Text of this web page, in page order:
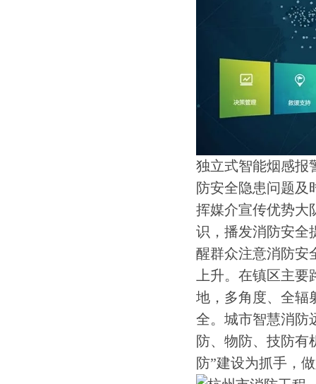
独立式智能烟感报
防安全隐患问题及
挥媒介宣传优势大
识，播发消防安全
醒群众注意消防安
上升。在镇区主
地，多角度、全辐
全。城市智慧消防
防、物防、技防有
防”建设为抓手，